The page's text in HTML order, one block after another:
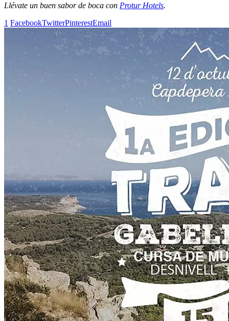
Llévate un buen sabor de boca con Protur Hotels.
1 FacebookTwitterPinterestEmail